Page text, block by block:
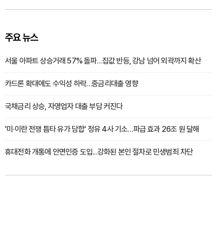
주요 뉴스
서울 아파트 상승거래 57% 돌파…집값 반등, 강남 넘어 외곽까지 확산
카드론 확대에도 수익성 하락…중금리대출 영향
국채금리 상승, 자영업자 대출 부담 커진다
'미·이란 전쟁 틈타 유가 담합' 정유 4사 기소…파급 효과 26조 원 달해
휴대전화 개통에 안면인증 도입...강화된 본인 절차로 민생범죄 차단